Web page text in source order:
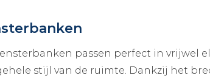
passen perfect in
stijl van de ruimte. Dankzij het